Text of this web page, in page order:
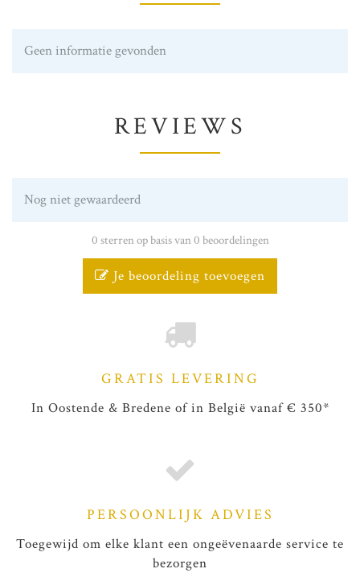
Geen informatie gevonden
REVIEWS
Nog niet gewaardeerd
0 sterren op basis van 0 beoordelingen
Je beoordeling toevoegen
GRATIS LEVERING
In Oostende & Bredene of in België vanaf € 350*
PERSOONLIJK ADVIES
Toegewijd om elke klant een ongeëvenaarde service te
bezorgen